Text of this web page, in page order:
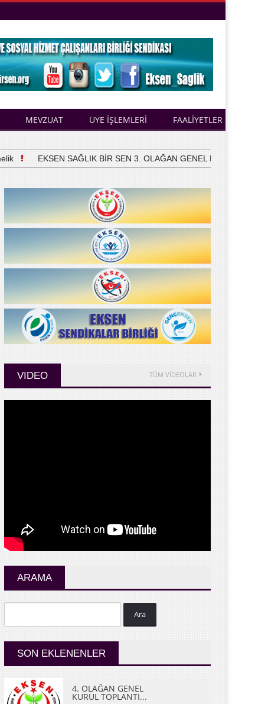
MEVZUAT ÜYE İŞLEMLERİ FAALİYETLER
EKSEN SAĞLIK BİR SEN 3. OLAĞAN GENEL KURULUNU YAPTI
VIDEO TÜM VİDEOLAR
ARAMA
Ara
SON EKLENENLER
4. OLAĞAN GENEL
KURUL TOPLANTI...